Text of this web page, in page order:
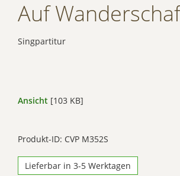
Auf
Singpartitur
Ansicht [103 KB]
Produkt-ID: CVP M352S
Lieferbar in 3-5 Werktagen